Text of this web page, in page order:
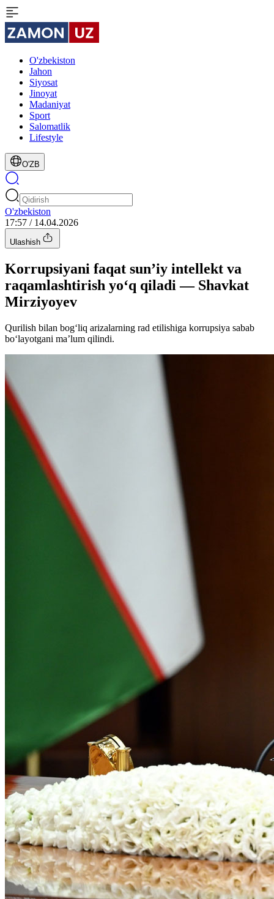
O'zbekiston
Jahon
Siyosat
Jinoyat
Madaniyat
Sport
Salomatlik
Lifestyle
O'ZB
O'zbekiston
17:57 / 14.04.2026
Ulashish
Korrupsiyani faqat sun’iy intellekt va
raqamlashtirish yo‘q qiladi — Shavkat
Mirziyoyev
Qurilish bilan bog‘liq arizalarning rad etilishiga korrupsiya sabab
bo‘layotgani ma’lum qilindi.